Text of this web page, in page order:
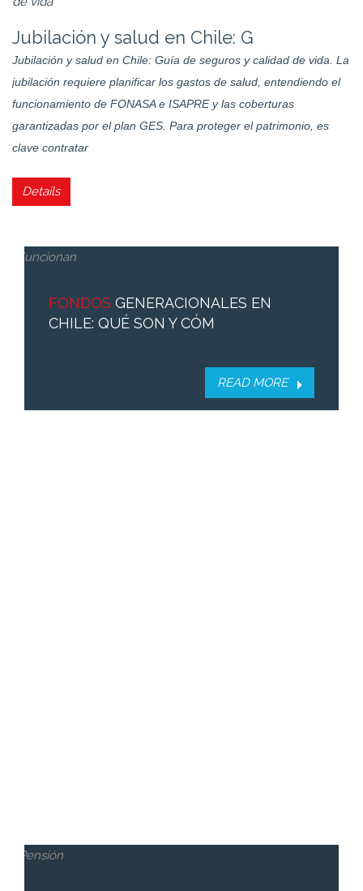
Jubilación y salud en Chile: G
Jubilación y salud en Chile: Guía de seguros y calidad de vida. La
jubilación requiere planificar los gastos de salud, entendiendo el
funcionamiento de FONASA e ISAPRE y las coberturas
garantizadas por el plan GES. Para proteger el patrimonio, es
clave contratar
Details
FONDOS GENERACIONALES EN
CHILE: QUÉ SON Y CÓM
READ MORE